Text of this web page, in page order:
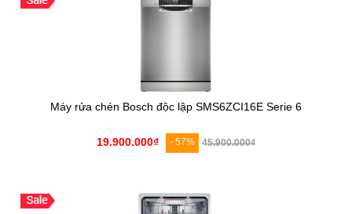
Máy rửa chén Bosch độc lập SMS6ZCI16E Serie 6
19.900.000₫ - 57% 45.900.000₫